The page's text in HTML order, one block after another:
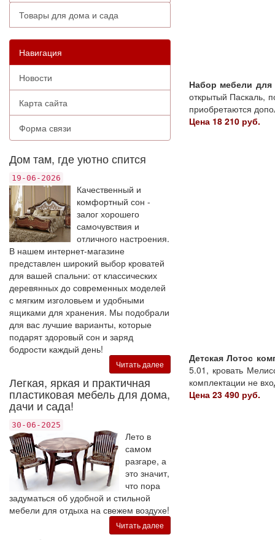
Товары для дома и сада
Навигация
Новости
Карта сайта
Форма связи
Дом там, где уютно спится
19-06-2026
Качественный и
комфортный сон -
залог хорошего
самочувствия и
отличного настроения.
В нашем интернет-магазине
представлен широкий выбор кроватей
для вашей спальни: от классических
деревянных до современных моделей
с мягким изголовьем и удобными
ящиками для хранения. Мы подобрали
для вас лучшие варианты, которые
подарят здоровый сон и заряд
бодрости каждый день!
Читать далее
Легкая, яркая и практичная
пластиковая мебель для дома,
дачи и сада!
30-06-2025
Лето в
самом
разгаре, а
это значит,
что пора
задуматься об удобной и стильной
мебели для отдыха на свежем воздухе!
Читать далее
Набор мебели для
открытый Паскаль,
приобретаются
Цена 18 210 руб.
Детская Лотос
5.01, кровать
комплектации не
Цена 23 490 руб.